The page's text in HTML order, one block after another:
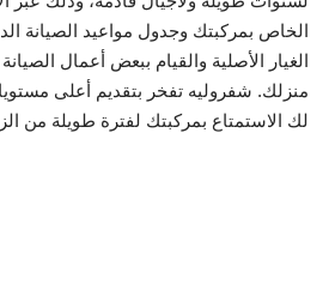
الخاص بمركبتك وجدول مواعيد الصيانة
الغيار الأصلية والقيام ببعض أعمال
منزلك. شفروليه تفخر بتقديم أعلى
لك الاستمتاع بمركبتك لفترة طويلة من